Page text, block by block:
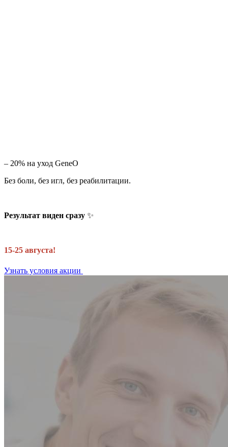
– 20% на уход GeneO
Без боли, без игл, без реабилитации.
Результат виден сразу ✨
15-25 августа!
Узнать условия акции